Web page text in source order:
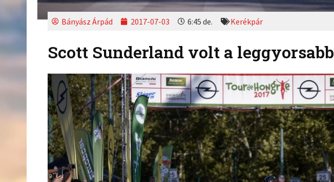
Bányász Árpád 2017-07-03 6:45 de. Kerékpár
Scott Sunderland volt a leggyorsabb